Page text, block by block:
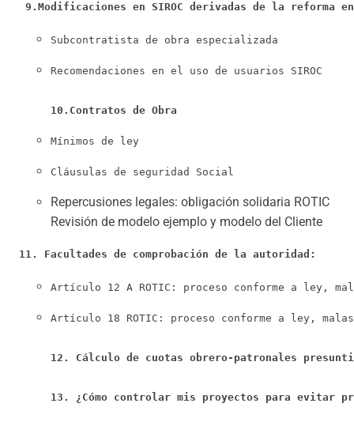
9.Modificaciones en SIROC derivadas de la reforma
Subcontratista de obra especializada
Recomendaciones en el uso de usuarios SIROC
10.Contratos de Obra
Mínimos de ley
Cláusulas de seguridad Social
Repercusiones legales: obligación solidaria ROTIC
Revisión de modelo ejemplo y modelo del Cliente
11. Facultades de comprobación de la autoridad:
Artículo 12 A ROTIC: proceso conforme a ley,
Artículo 18 ROTIC: proceso conforme a ley,
12. Cálculo de cuotas obrero-patronales
13. ¿Cómo controlar mis proyectos para evitar